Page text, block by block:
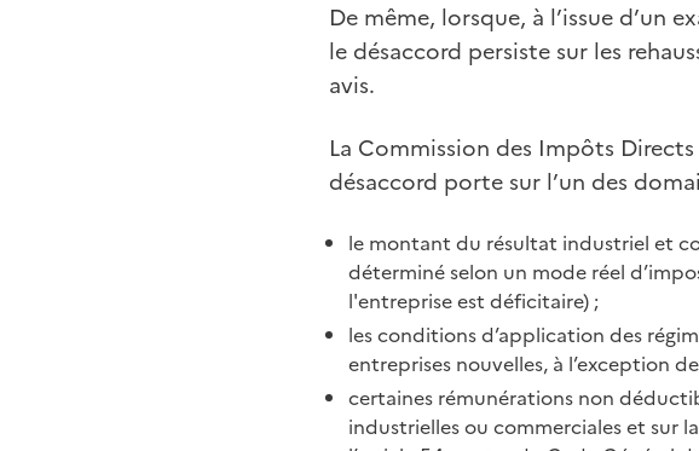
De même, lorsque, à l’issue d’un
le désaccord persiste sur les
avis.
La Commission des Impôts
désaccord porte sur l’un des
le montant du résultat industriel et
déterminé selon un mode réel
l'entreprise est déficitaire) ;
les conditions d’application des
entreprises nouvelles, à l’exception
certaines rémunérations non
industrielles ou commerciales et sur